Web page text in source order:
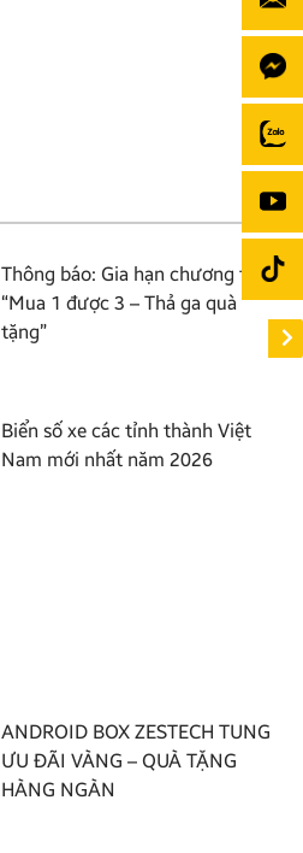
Thông báo: Gia hạn chương trình
“Mua 1 được 3 – Thả ga quà
tặng”
Biển số xe các tỉnh thành Việt
Nam mới nhất năm 2026
ANDROID BOX ZESTECH TUNG
ƯU ĐÃI VÀNG – QUÀ TẶNG
HÀNG NGÀN